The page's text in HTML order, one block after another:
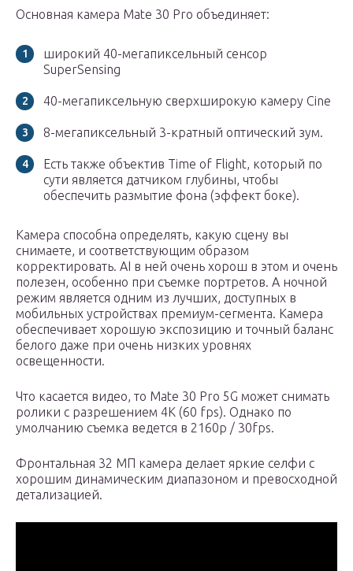
Основная камера Mate 30 Pro объединяет:
широкий 40-мегапиксельный сенсор
SuperSensing
40-мегапиксельную сверхширокую камеру Cine
8-мегапиксельный 3-кратный оптический зум.
Есть также объектив Time of Flight, который по
сути является датчиком глубины, чтобы
обеспечить размытие фона (эффект боке).
Камера способна определять, какую сцену вы
снимаете, и соответствующим образом
корректировать. AI в ней очень хорош в этом и очень
полезен, особенно при съемке портретов. А ночной
режим является одним из лучших, доступных в
мобильных устройствах премиум-сегмента. Камера
обеспечивает хорошую экспозицию и точный баланс
белого даже при очень низких уровнях
освещенности.
Что касается видео, то Mate 30 Pro 5G может снимать
ролики с разрешением 4К (60 fps). Однако по
умолчанию съемка ведется в 2160p / 30fps.
Фронтальная 32 МП камера делает яркие селфи с
хорошим динамическим диапазоном и превосходной
детализацией.